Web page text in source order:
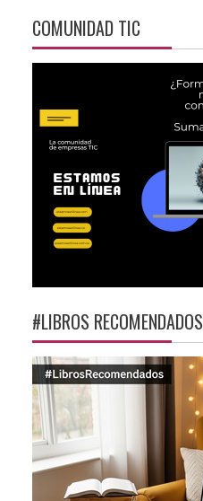
COMUNIDAD TIC
#LIBROS RECOMENDADOS